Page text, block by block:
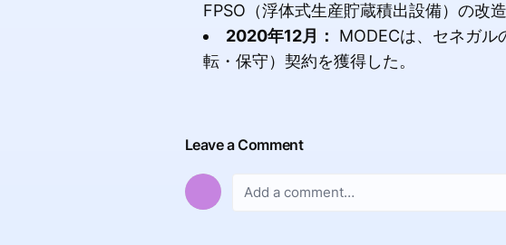
FPSO（浮体式生産貯蔵積出設備）の改
2020年12月：
MODECは、セネガ
転・保守）契約を獲得した。
Leave a Comment